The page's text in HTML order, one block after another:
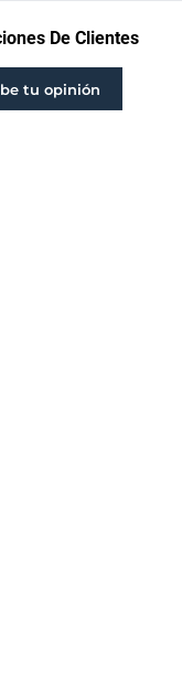
De Clientes
tu opinión